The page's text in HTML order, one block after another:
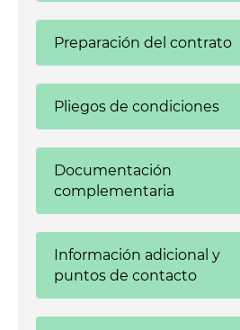
Preparación del contrato
Pliegos de condiciones
Documentación
complementaria
Información adicional y
puntos de contacto